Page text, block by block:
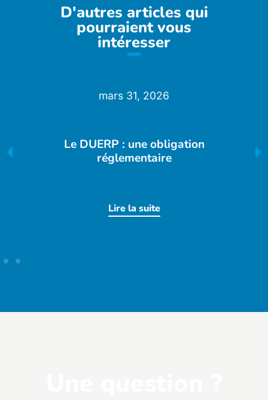
D'autres articles qui
pourraient vous
intéresser
mars 31, 2026
Le DUERP : une obligation
réglementaire
Lire la suite